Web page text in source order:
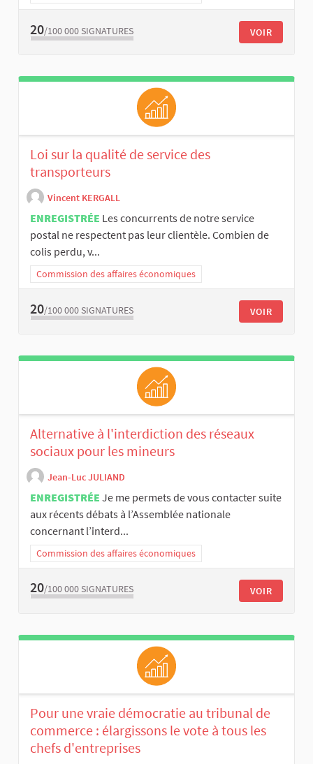
20/100 000 SIGNATURES VOIR
Loi sur la qualité de service des
transporteurs
Vincent KERGALL
ENREGISTRÉE Les concurrents de notre service
postal ne respectent pas leur clientèle. Combien de
colis perdu, v...
Commission des affaires économiques
20/100 000 SIGNATURES VOIR
Alternative à l'interdiction des réseaux
sociaux pour les mineurs
Jean-Luc JULIAND
ENREGISTRÉE Je me permets de vous contacter suite
aux récents débats à l’Assemblée nationale
concernant l’interd...
Commission des affaires économiques
20/100 000 SIGNATURES VOIR
Pour une vraie démocratie au tribunal de
commerce : élargissons le vote à tous les
chefs d'entreprises